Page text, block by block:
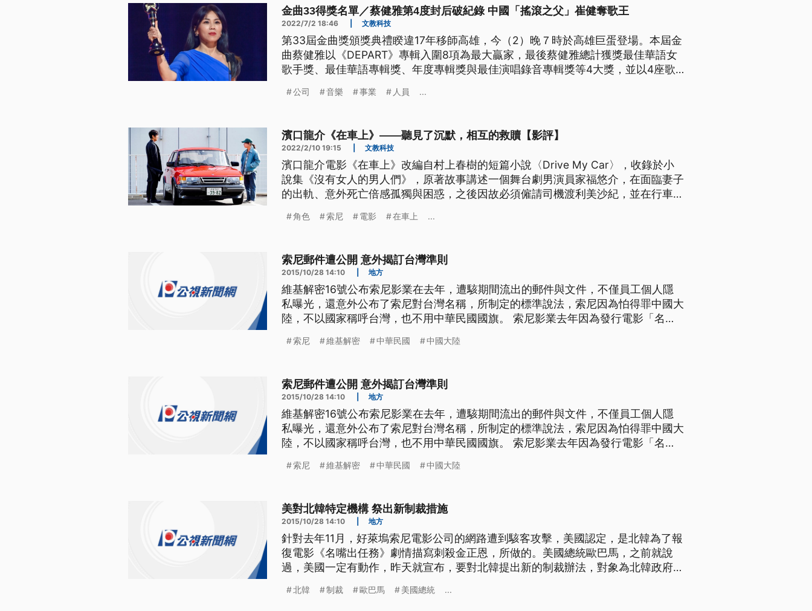
金曲33得獎名單／蔡健雅第4度封后破紀錄 中國「搖滾之父」崔健奪歌王
2022/7/2 18:46 文教科技
第33屆金曲獎頒獎典禮睽違17年移師高雄，今（2）晚７時於高雄巨蛋登場。本屆金
曲蔡健雅以《DEPART》專輯入圍8項為最大贏家，最後蔡健雅總計獲獎最佳華語女
歌手獎、最佳華語專輯獎、年度專輯獎與最佳演唱錄音專輯獎等4大獎，並以4座歌
公司 音樂 事業 人員 ...
濱口龍介《在車上》——聽見了沉默，相互的救贖【影評】
2022/2/10 19:15 文教科技
濱口龍介電影《在車上》改編自村上春樹的短篇小說〈Drive My Car〉，收錄於小
說集《沒有女人的男人們》，原著故事講述一個舞台劇男演員家福悠介，在面臨妻子
的出軌、意外死亡倍感孤獨與困惑，之後因故必須僱請司機渡利美沙紀，並在行車間
角色 索尼 電影 在車上 ...
索尼郵件遭公開 意外揭訂台灣準則
2015/10/28 14:10 地方
維基解密16號公布索尼影業在去年，遭駭期間流出的郵件與文件，不僅員工個人隱
私曝光，還意外公布了索尼對台灣名稱，所制定的標準說法，索尼因為怕得罪中國大
陸，不以國家稱呼台灣，也不用中華民國國旗。 索尼影業去年因為發行電影「名嘴
公佈了其中17萬3千多封電子郵件，以及超過3萬份文件，索尼前老闆帕斯卡與製片
索尼 維基解密 中華民國 中國大陸
索尼郵件遭公開 意外揭訂台灣準則
2015/10/28 14:10 地方
維基解密16號公布索尼影業在去年，遭駭期間流出的郵件與文件，不僅員工個人隱
私曝光，還意外公布了索尼對台灣名稱，所制定的標準說法，索尼因為怕得罪中國大
陸，不以國家稱呼台灣，也不用中華民國國旗。 索尼影業去年因為發行電影「名嘴
公佈了其中17萬3千多封電子郵件，以及超過3萬份文件，索尼前老闆帕斯卡與製片
索尼 維基解密 中華民國 中國大陸
美對北韓特定機構 祭出新制裁措施
2015/10/28 14:10 地方
針對去年11月，好萊塢索尼電影公司的網路遭到駭客攻擊，美國認定，是北韓為了報
復電影《名嘴出任務》劇情描寫刺殺金正恩，所做的。美國總統歐巴馬，之前就說
過，美國一定有動作，昨天就宣布，要對北韓提出新的制裁辦法，對象為北韓政府的
擊好萊塢索尼影業網路祭出制裁。根據歐巴馬發布的命令，美國制裁的3個機構，包
北韓 制裁 歐巴馬 美國總統 ...